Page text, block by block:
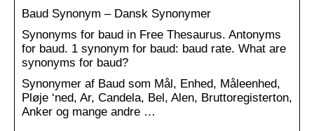
Baud Synonym – Dansk Synonymer
Synonyms for baud in Free Thesaurus. Antonyms
for baud. 1 synonym for baud: baud rate. What are
synonyms for baud?
Synonymer af Baud som Mål, Enhed, Måleenhed,
Pløje ‘ned, Ar, Candela, Bel, Alen, Bruttoregisterton,
Anker og mange andre …